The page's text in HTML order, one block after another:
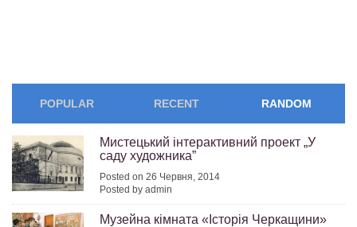
POPULAR RECENT RANDOM
Мистецький інтерактивний проект „У
саду художника”
Posted on 26 Червня, 2014
Posted by admin
Музейна кімната «Історія Черкащини»